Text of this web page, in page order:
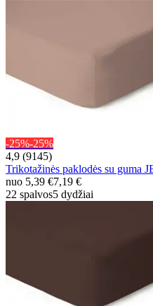
-25%-25%
4,9 (9145)
Trikotažinės paklodės su guma
nuo 5,39 €7,19 €
22 spalvos5 dydžiai